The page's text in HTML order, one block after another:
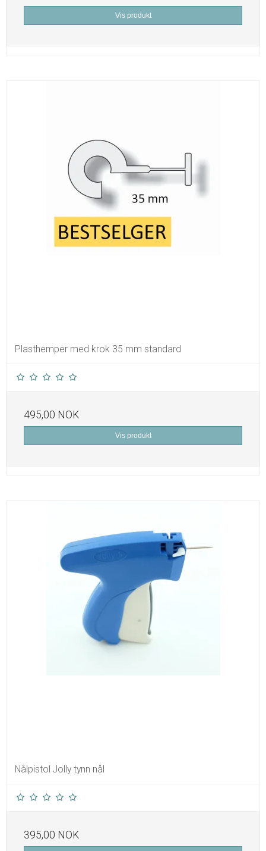
Vis produkt
Plasthemper med krok 35 mm standard
495,00 NOK
Vis produkt
Nålpistol Jolly tynn nål
395,00 NOK